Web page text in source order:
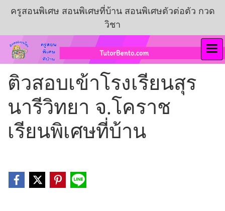
ครูสอนพิเศษ สอนพิเศษที่บ้าน สอนพิเศษตัวต่อตัว กวด
วิชา
ติวสอบเข้าโรงเรียนสุร
นารีวิทยา จ.โคราช
เรียนพิเศษที่บ้าน